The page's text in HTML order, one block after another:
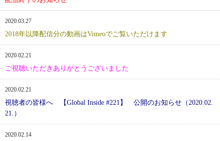
2020.03.27
2018年以降配信分の動画はVimeoでご覧いただけます
2020.02.21
ご視聴いただきありがとうございました
2020.02.21
視聴者の皆様へ 【Global Inside #221】 公開のお知らせ（2020.02.
21.）
2020.02.14